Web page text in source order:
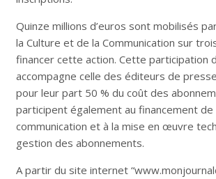
Quinze millions d’euros sont mobilisés
la Culture et de la Communication sur
financer cette action. Cette participation
accompagne celle des éditeurs de
pour leur part 50 % du coût des
participent également au financement de
communication et à la mise en œuvre
gestion des abonnements.
A partir du site internet